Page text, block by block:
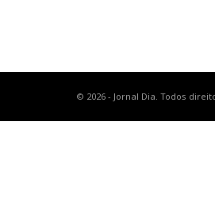
© 2026 - Jornal Dia. Todos